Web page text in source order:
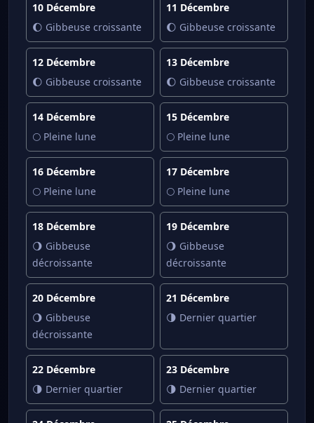
10 Décembre
🌔 Gibbeuse croissante
11 Décembre
🌔 Gibbeuse croissante
12 Décembre
🌔 Gibbeuse croissante
13 Décembre
🌔 Gibbeuse croissante
14 Décembre
🌕 Pleine lune
15 Décembre
🌕 Pleine lune
16 Décembre
🌕 Pleine lune
17 Décembre
🌕 Pleine lune
18 Décembre
🌖 Gibbeuse
décroissante
19 Décembre
🌖 Gibbeuse
décroissante
20 Décembre
🌖 Gibbeuse
décroissante
21 Décembre
🌗 Dernier quartier
22 Décembre
🌗 Dernier quartier
23 Décembre
🌗 Dernier quartier